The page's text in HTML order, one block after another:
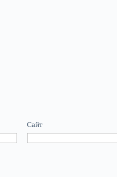
Сайт